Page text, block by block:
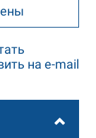
на e-mail